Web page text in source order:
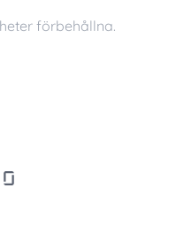
förbehållna.